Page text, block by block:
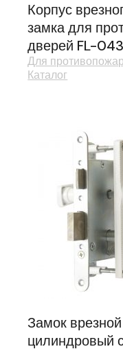
Корпус
замка для
дверей FL-
Для
Каталог
Замок
цилиндровый